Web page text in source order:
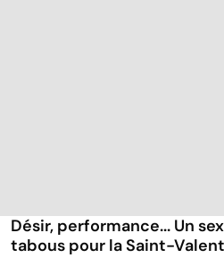
Désir, performance... Un
tabous pour la Saint-